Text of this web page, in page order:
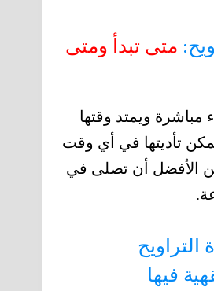
متى تبدأ ومتى
مباشرة ويمتد وقتها
تأديتها في أي وقت
الأفضل أن تصلى في
فيها